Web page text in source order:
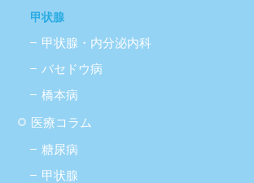
甲状腺
甲状腺・内分泌内科
バセドウ病
橋本病
医療コラム
糖尿病
甲状腺